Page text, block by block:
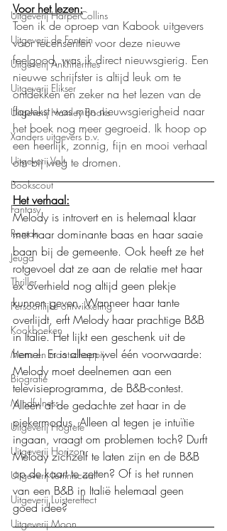
Uitgeverij HarperCollins
Uitgeverij de Fontein
Uitgeverij Ankhhermes
Uitgeverij Elikser
Uitgeverij Hamley Books
Xanders uitgevers b.v.
Uitgeverij Volt
Bookscout
Fantasy
Roman
Jeugd
Thriller
Persoonlijke ontwikkeling
Kookboeken
Mens en maatschappij
Biografie
Mindfulness
Uitgeverij Hogrefe
Uitgeverij Horizon
Uitgeverij Lemniscaat
Uitgeverij Luistereffect
Uitgeverij Moon
Voor het lezen:
Toen ik de oproep van Kabook uitgevers
voor recensenten voor deze nieuwe
feelgood, was ik direct nieuwsgierig. Een
nieuwe schrijfster is altijd leuk om te
ontdekken en zeker na het lezen van de
flaptekst was mijn nieuwsgierigheid naar
het boek nog meer gegroeid. Ik hoop op
een heerlijk, zonnig, fijn en mooi verhaal
om bij weg te dromen.
Het verhaal:
Melody is introvert en is helemaal klaar
met haar dominante baas en haar saaie
baan bij de gemeente. Ook heeft ze het
rotgevoel dat ze aan de relatie met haar
ex overhield nog altijd geen plekje
kunnen geven. Wanneer haar tante
overlijdt, erft Melody haar prachtige B&B
in Italië. Het lijkt een geschenk uit de
hemel. Er is alleen wel één voorwaarde:
Melody moet deelnemen aan een
televisieprogramma, de B&B-contest.
Alleen al de gedachte zet haar in de
piekermodus. Alleen al tegen je intuïtie
ingaan, vraagt om problemen toch? Durft
Melody zichzelf te laten zijn en de B&B
op de kaart te zetten? Of is het runnen
van een B&B in Italië helemaal geen
goed idee?